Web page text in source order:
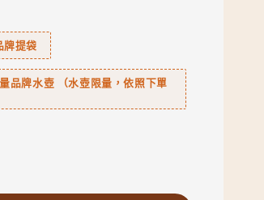
牌提袋
品牌水壺 （水壺限量，依照下單